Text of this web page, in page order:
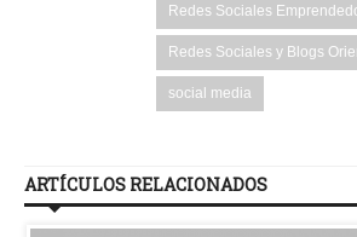
Redes Sociales
Redes Sociales y Blogs
social media
ARTÍCULOS RELACIONADOS